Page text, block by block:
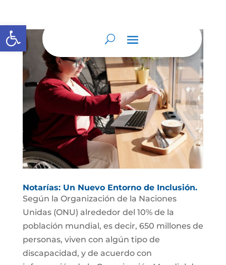
Abrir barra de herramientas
Notarías: Un Nuevo Entorno de Inclusión.
Según la Organización de la Naciones
Unidas (ONU) alrededor del 10% de la
población mundial, es decir, 650 millones de
personas, viven con algún tipo de
discapacidad, y de acuerdo con